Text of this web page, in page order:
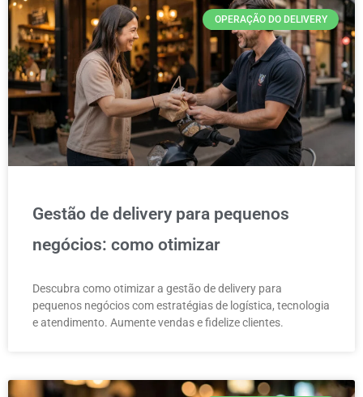
OPERAÇÃO DO DELIVERY
Gestão de delivery para pequenos
negócios: como otimizar
Descubra como otimizar a gestão de delivery para
pequenos negócios com estratégias de logística, tecnologia
e atendimento. Aumente vendas e fidelize clientes.